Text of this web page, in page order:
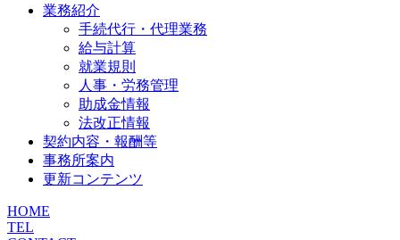
業務紹介
手続代行・代理業務
給与計算
就業規則
人事・労務管理
助成金情報
法改正情報
契約内容・報酬等
事務所案内
更新コンテンツ
HOME
TEL